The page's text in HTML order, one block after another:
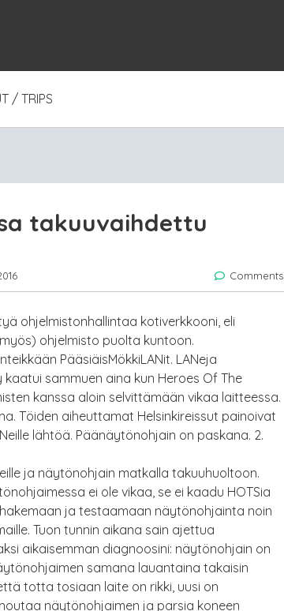
/ TRIPS
takuuvaihdettu
Comments
ohjelmistonhallintaa kotiverkkooni, eli
ohjelmisto puolta kuntoon.
PääsiäisMökkiLANit. LANeja
sammuen aina kun Heroes Of The
kanssa aloin selvittämään vikaa laitteessa.
Töiden aiheuttamat Helsinkireissut painoivat
lähtöä. Päänäytönohjain on paskana. 2.
ja näytönohjain matkalla takuuhuoltoon.
ei ole vikaa, se ei kaadu HOTSia
ja testaamaan näytönohjainta noin
Tuon tunnin aikana sain ajettua
aikaisemman diagnoosini: näytönohjain on
samana lauantaina takaisin
totta tosiaan laite on rikki, uusi on
näytönohjaimen ja parsia koneen